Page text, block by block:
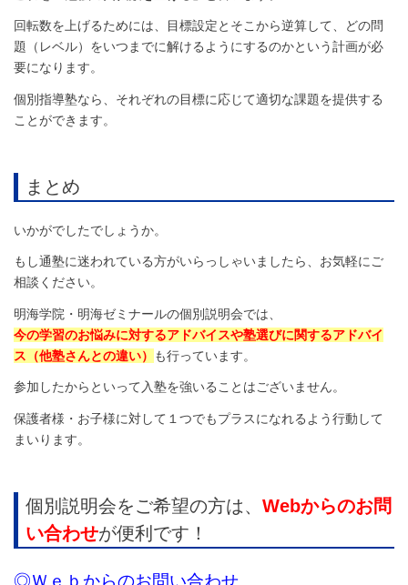
回転数を上げるためには、目標設定とそこから逆算して、どの問
題（レベル）をいつまでに解けるようにするのかという計画が必
要になります。
個別指導塾なら、それぞれの目標に応じて適切な課題を提供する
ことができます。
まとめ
いかがでしたでしょうか。
もし通塾に迷われている方がいらっしゃいましたら、お気軽にご
相談ください。
明海学院・明海ゼミナールの個別説明会では、
今の学習のお悩みに対するアドバイスや塾選びに関するアドバイ
ス（他塾さんとの違い）
も行っています。
参加したからといって入塾を強いることはございません。
保護者様・お子様に対して１つでもプラスになれるよう行動して
まいります。
個別説明会をご希望の方は、 Webからのお問
い合わせが便利です！
◎Ｗｅｂからのお問い合わせ